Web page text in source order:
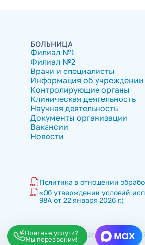
БОЛЬНИЦА
Филиал №1
Филиал №2
Врачи и специалисты
Информация об учреждении
Контролирующие органы
Клиническая деятельность
Научная деятельность
Документы организации
Вакансии
Новости
Политика в отношении
«Об утверждении условий
98А от 22 января 2026 г.)
ГКБ имени В.П. Демихова © 2026
Платные услуги?
Мы перезвоним!